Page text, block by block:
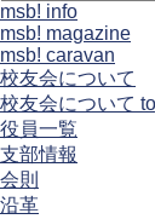
msb! info
msb! magazine
msb! caravan
校友会について
校友会について
役員一覧
支部情報
会則
沿革